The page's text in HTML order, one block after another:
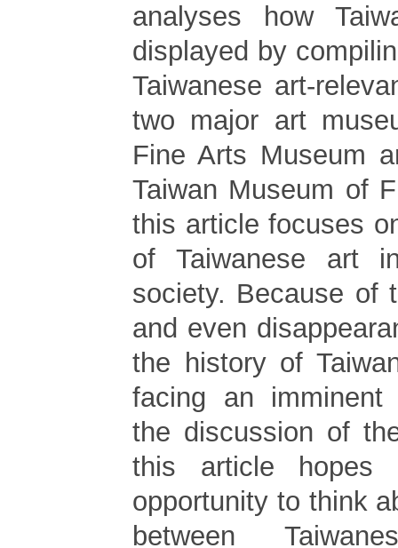
analyses how
displayed by
Taiwanese art-
two major art
Fine Arts Museum
Taiwan Museum of
this article focuses
of Taiwanese art
society. Because of
and even
the history of
facing an imminent
the discussion of
this article hopes
opportunity to think
between